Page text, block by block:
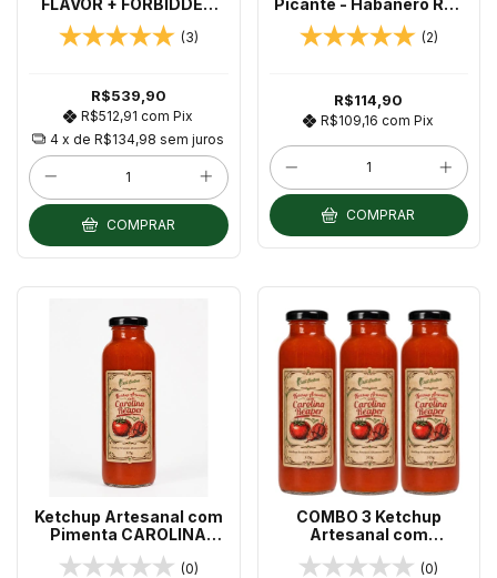
GOLD - 2 molhos de
375ml
(3)
R$539,90
R$512,91com Pix
4 x deR$134,98 sem juros
COMPRAR
+ Carolina Reaper 325g
(2)
R$114,90
R$109,16com Pix
COMPRAR
Ketchup Artesanal com
Pimenta CAROLINA
REAPER 325g
(0)
COMBO 3 Ketchup
Artesanal com
CAROLINA REAPER 325g
(0)